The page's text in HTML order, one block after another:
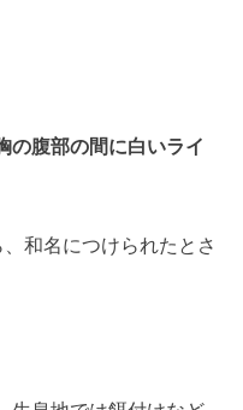
の腹部の間に白いライ
和名につけられたとさ